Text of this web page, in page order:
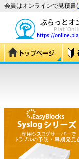
会員はオンラインで見積書(